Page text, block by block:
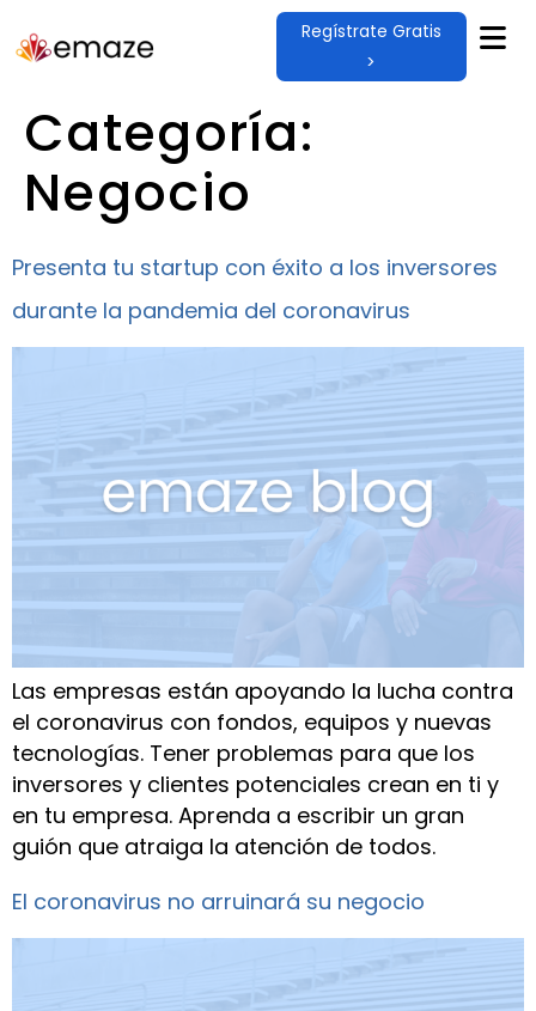
Regístrate Gratis
>
Categoría:
Negocio
Presenta tu startup con éxito a los inversores
durante la pandemia del coronavirus
Las empresas están apoyando la lucha contra
el coronavirus con fondos, equipos y nuevas
tecnologías. Tener problemas para que los
inversores y clientes potenciales crean en ti y
en tu empresa. Aprenda a escribir un gran
guión que atraiga la atención de todos.
El coronavirus no arruinará su negocio